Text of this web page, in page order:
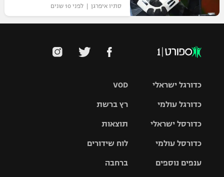
סתיו איפרגן | לפני 10 שנים
VOD
רץ ברשת
תוצאות
לוח שידורים
ברחבה
כדורגל ישראלי
גביע הטוטו
כדורגל עולמי
האלופות
ליגה
כדורסל ישראלי
סל
כדורסל עולמי
ענפים נוספים